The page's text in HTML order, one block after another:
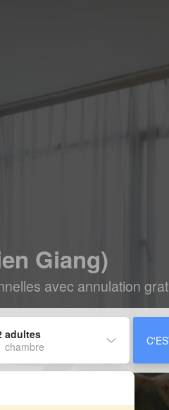
Giang)
avec annulation
adultes
chambre